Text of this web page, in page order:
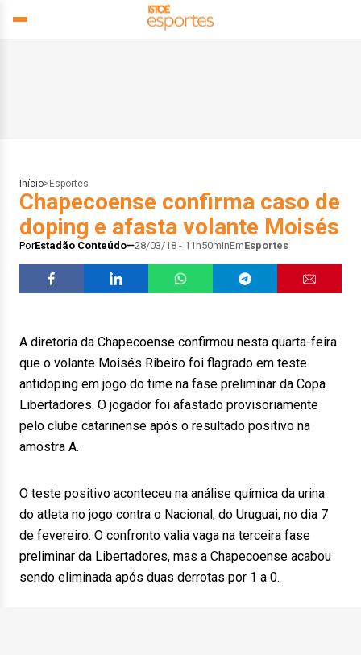
Início> Esportes
Chapecoense confirma caso de
doping e afasta volante Moisés
PorEstadão Conteúdo 28/03/18 - 11h50minEmEsportes
A diretoria da Chapecoense confirmou nesta quarta-feira
que o volante Moisés Ribeiro foi flagrado em teste
antidoping em jogo do time na fase preliminar da Copa
Libertadores. O jogador foi afastado provisoriamente
pelo clube catarinense após o resultado positivo na
amostra A.
O teste positivo aconteceu na análise química da urina
do atleta no jogo contra o Nacional, do Uruguai, no dia 7
de fevereiro. O confronto valia vaga na terceira fase
preliminar da Libertadores, mas a Chapecoense acabou
sendo eliminada após duas derrotas por 1 a 0.